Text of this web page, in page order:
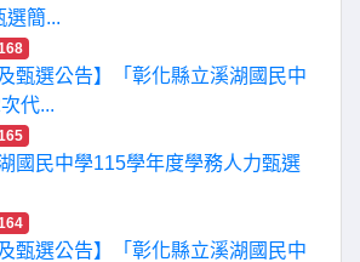
選簡...
甄選公告】「彰化縣立溪湖國民中
代...
國民中學115學年度學務人力甄選
甄選公告】「彰化縣立溪湖國民中